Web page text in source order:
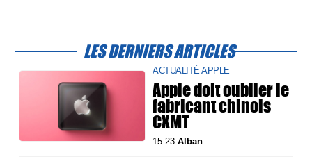
LES DERNIERS ARTICLES
ACTUALITÉ APPLE
Apple doit oublier le
fabricant chinois
CXMT
15:23Alban